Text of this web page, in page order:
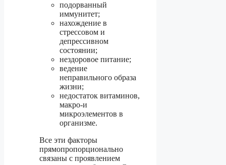
подорванный
иммунитет;
нахождение в
стрессовом и
депрессивном
состоянии;
нездоровое питание;
ведение
неправильного образа
жизни;
недостаток витаминов,
макро-и
микроэлементов в
организме.
Все эти факторы
прямопропорционально
связаны с проявлением